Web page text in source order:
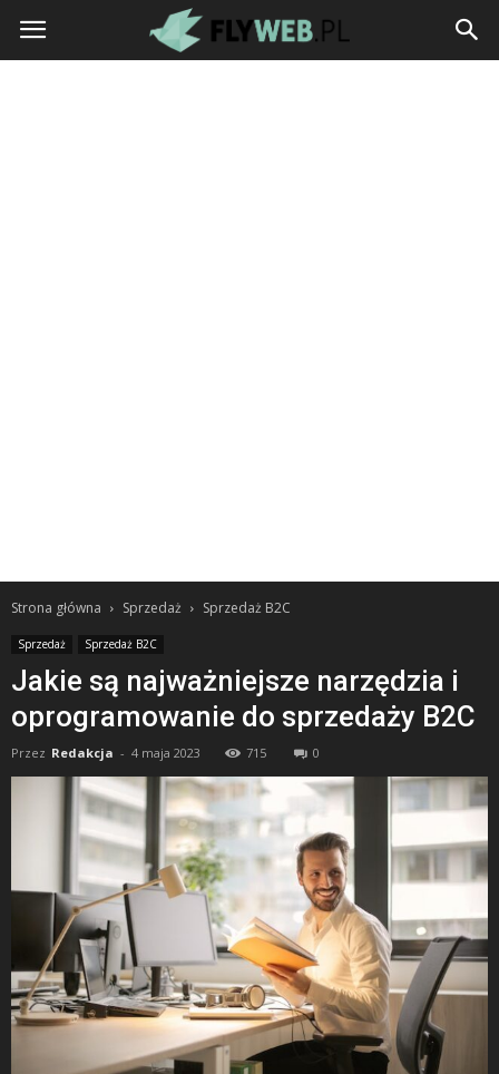
flyweb.pl
Strona główna Sprzedaż Sprzedaż B2C
Sprzedaż Sprzedaż B2C
Jakie są najważniejsze narzędzia i
oprogramowanie do sprzedaży B2C
Przez Redakcja - 4 maja 2023 715 0